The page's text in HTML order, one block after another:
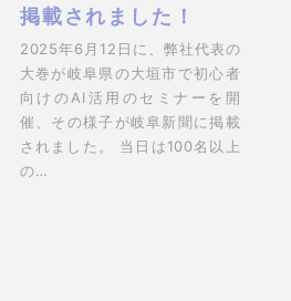
掲載されました！
2025年6月12日に、弊社代表の
大巻が岐阜県の大垣市で初心者
向けのAI活用のセミナーを開
催、その様子が岐阜新聞に掲載
されました。 当日は100名以上
の…